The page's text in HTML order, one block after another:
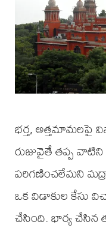
భర్త, అత్తమామలపై
రుజువైతే తప్ప
పరిగణించలేమని
ఒక విడాకుల కేసు
చేసింది. భార్య చేసిన